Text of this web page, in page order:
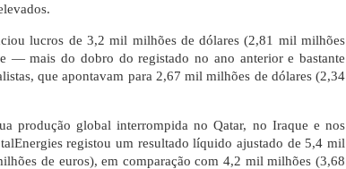
lucros de 3,2 mil milhões de dólares (2,81 mil milhões
— mais do dobro do registado no ano anterior e bastante
que apontavam para 2,67 mil milhões de dólares (2,34
produção global interrompida no Qatar, no Iraque e nos
registou um resultado líquido ajustado de 5,4 mil
de euros), em comparação com 4,2 mil milhões (3,68